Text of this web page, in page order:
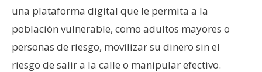
una plataforma digital que le permita a la
población vulnerable, como adultos mayores o
personas de riesgo, movilizar su dinero sin el
riesgo de salir a la calle o manipular efectivo.